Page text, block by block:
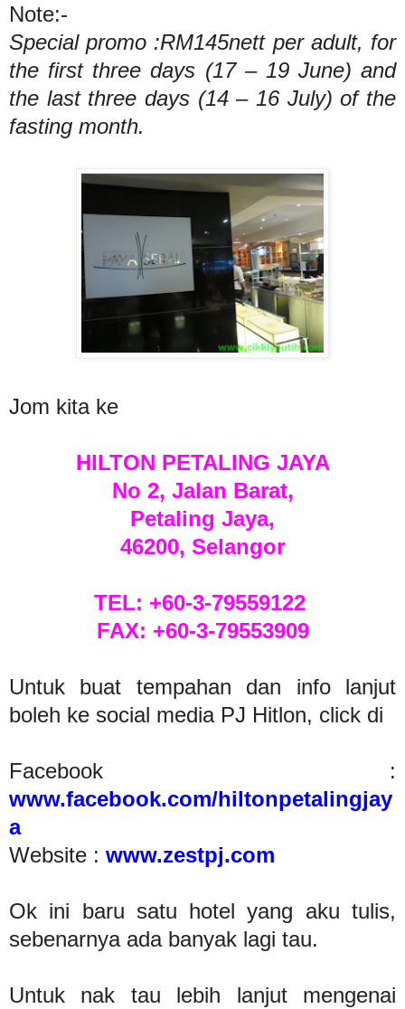
Note:-
Special promo :RM145nett per adult, for
the first three days (17 – 19 June) and
the last three days (14 – 16 July) of the
fasting month.
Jom kita ke
HILTON PETALING JAYA
No 2, Jalan Barat,
Petaling Jaya,
46200, Selangor
TEL: +60-3-79559122
FAX: +60-3-79553909
Untuk buat tempahan dan info lanjut
boleh ke social media PJ Hitlon, click di
Facebook :
www.facebook.com/hiltonpetalingjay
a
Website : www.zestpj.com
Ok ini baru satu hotel yang aku tulis,
sebenarnya ada banyak lagi tau.
Untuk nak tau lebih lanjut mengenai